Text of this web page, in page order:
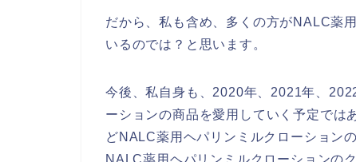
だから、私も含め、多くの方がNALC薬
いるのでは？と思います。
今後、私自身も、2020年、2021年、
ーションの商品を愛用していく予定では
どNALC薬用ヘパリンミルクローション
NALC薬用ヘパリンミルクローションの